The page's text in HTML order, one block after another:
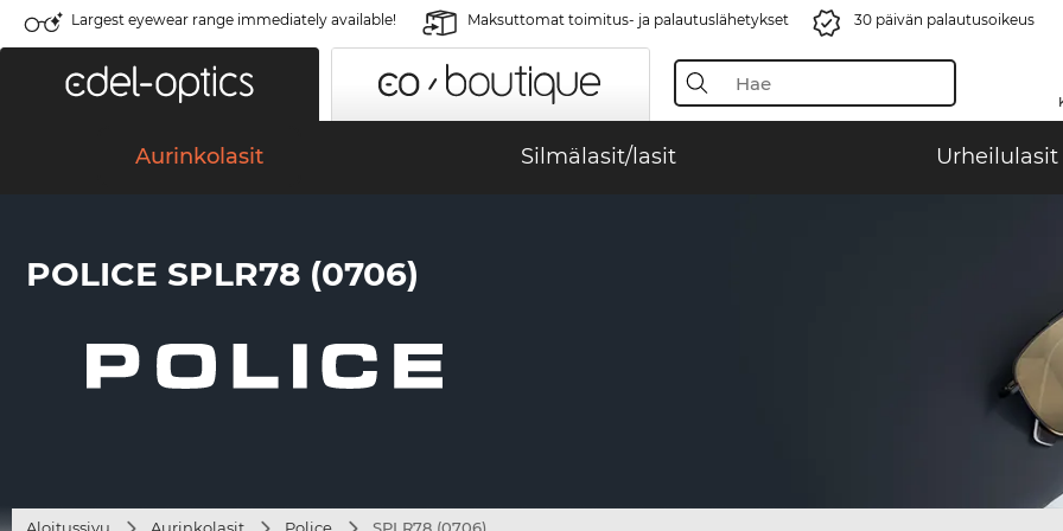
Largest eyewear range immediately available! Maksuttomat toimitus- ja palautuslähetykset 30 päivän palautusoikeus
Aurinkolasit Silmälasit/lasit Urheilulasit
POLICE SPLR78 (0706)